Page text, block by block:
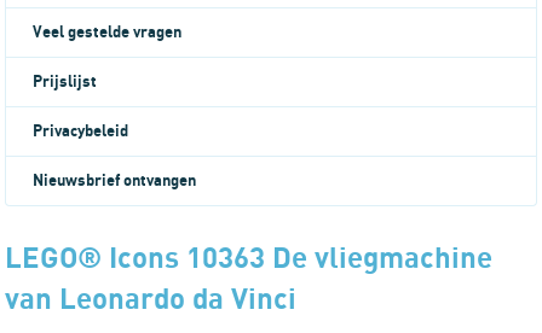
Veel gestelde vragen
Prijslijst
Privacybeleid
Nieuwsbrief ontvangen
LEGO® Icons 10363 De vliegmachine
van Leonardo da Vinci